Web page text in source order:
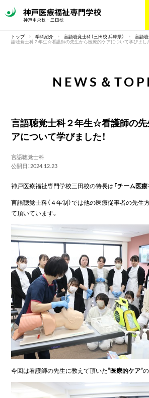
トップ 学科紹介 言語聴覚士科（三田校 兵庫県） 言語
語聴覚士科２年生☆看護師の先生から医療的ケアについて学びまし
NEWS＆
言語聴覚士科２年生☆看護師の
アについて学びました！
言語聴覚士科
公開日：2024.12.23
神戸医療福祉専門学校三田校の特長は「チーム医
言語聴覚士科（４年制）では他の医療従事者の先生
て頂いています。
今回は看護師の先生に教えて頂いた“医療的ケア”